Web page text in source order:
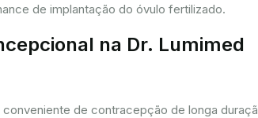
de implantação do óvulo fertilizado.
na Dr. Lumimed
de contracepção de longa